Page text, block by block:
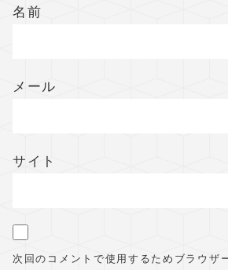
名前
メール
サイト
次回のコメントで使用するためブラウザ